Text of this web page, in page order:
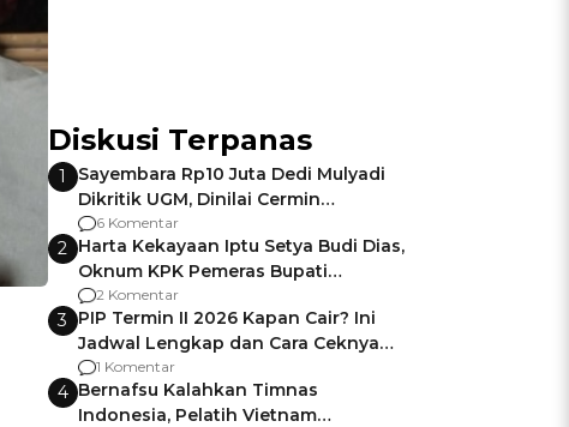
Diskusi Terpanas
1
Sayembara Rp10 Juta Dedi Mulyadi
Dikritik UGM, Dinilai Cermin
Gagalnya Negara Jamin Keamanan
6 Komentar
2 Harta Kekayaan Iptu Setya Budi Dias,
Oknum KPK Pemeras Bupati
Pemalang
2 Komentar
3 PIP Termin II 2026 Kapan Cair? Ini
Jadwal Lengkap dan Cara Ceknya
agar Dana Tidak Hangus!
1 Komentar
4 Bernafsu Kalahkan Timnas
Indonesia, Pelatih Vietnam